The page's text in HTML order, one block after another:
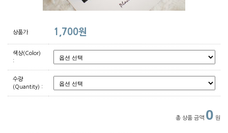
상품가 1,700원
색상(Color)
:
수량
(Quantity) :
총 상품 금액 0 원